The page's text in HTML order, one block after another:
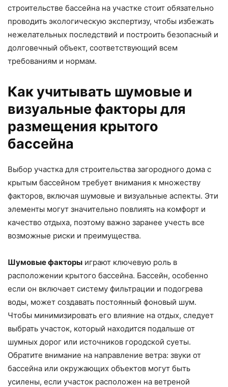
строительстве бассейна на участке стоит обязательно
проводить экологическую экспертизу, чтобы избежать
нежелательных последствий и построить безопасный и
долговечный объект, соответствующий всем
требованиям и нормам.
Как учитывать шумовые и
визуальные факторы для
размещения крытого
бассейна
Выбор участка для строительства загородного дома с
крытым бассейном требует внимания к множеству
факторов, включая шумовые и визуальные аспекты. Эти
элементы могут значительно повлиять на комфорт и
качество отдыха, поэтому важно заранее учесть все
возможные риски и преимущества.
Шумовые факторы играют ключевую роль в
расположении крытого бассейна. Бассейн, особенно
если он включает систему фильтрации и подогрева
воды, может создавать постоянный фоновый шум.
Чтобы минимизировать его влияние на отдых, следует
выбрать участок, который находится подальше от
шумных дорог или источников городской суеты.
Обратите внимание на направление ветра: звуки от
бассейна или окружающих объектов могут быть
усилены, если участок расположен на ветреной